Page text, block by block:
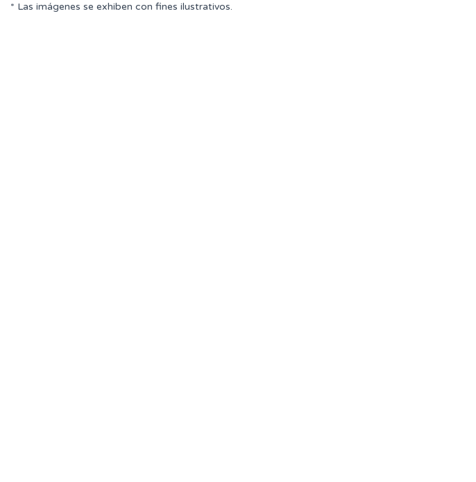
* Las imágenes se exhiben con fines ilustrativos.